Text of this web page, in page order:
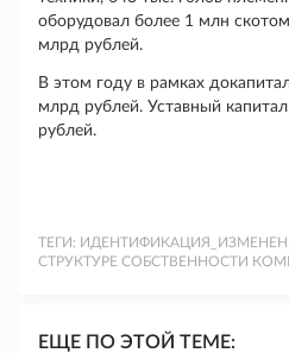
оборудовал более 1 млн
млрд рублей.
В этом году в рамках
млрд рублей. Уставный
рублей.
ТЕГИ:
СТРУКТУРЕ СОБСТВЕННОСТИ
ЕЩЕ ПО ЭТОЙ ТЕМЕ: